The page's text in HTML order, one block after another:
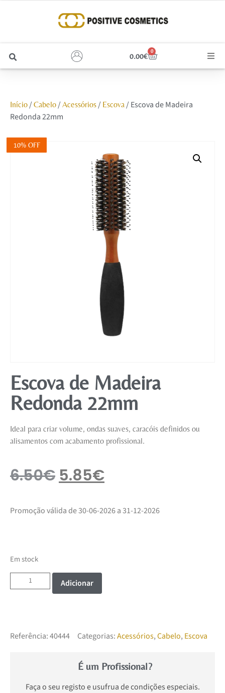
0.00€
0
Unhas
Início/ Cabelo/ Acessórios/ Escova/ Escova de Madeira
Redonda 22mm
10% OFF
Escova de Madeira
Redonda 22mm
Ideal para criar volume, ondas suaves, caracóis definidos ou
alisamentos com acabamento profissional.
6.50€ 5.85€
Promoção válida de 30-06-2026 a 31-12-2026
Em stock
Adicionar
Referência:40444 Categorias:Acessórios,Cabelo, Escova
É um Profissional?
Faça o seu registo e usufrua de condições especiais.